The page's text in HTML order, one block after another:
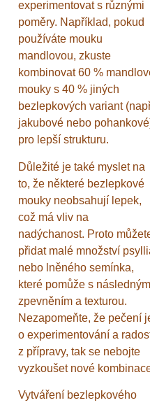
experimentovat s různými
poměry. Například, pokud
používáte mouku
mandlovou, zkuste
kombinovat 60 %
mouky s 40 % jiných
bezlepkových variant
jakubové nebo
pro lepší strukturu.
Důležité je také myslet na
to, že některé bezlepkové
mouky neobsahují lepek,
což má vliv na
nadýchanost. Proto
přidat malé množství
nebo lněného semínka,
které pomůže s následným
zpevněním a texturou.
Nezapomeňte, že pečení
o experimentování a
z přípravy, tak se nebojte
vyzkoušet nové
Vytváření bezlepkového